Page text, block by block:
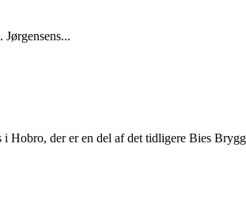
Hobro, der er en del af det tidligere Bies